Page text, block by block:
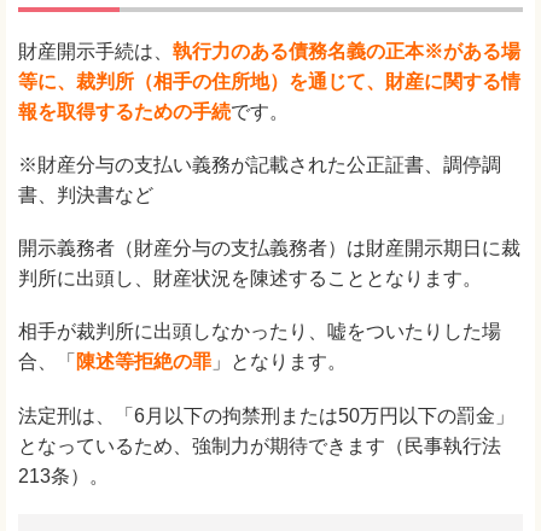
財産開示手続は、 執行力のある債務名義の正本※がある場
等に、裁判所（相手の住所地）を通じて、財産に関する情
報を取得するための手続です。
※財産分与の支払い義務が記載された公正証書、調停調
書、判決書など
開示義務者（財産分与の支払義務者）は財産開示期日に裁
判所に出頭し、財産状況を陳述することとなります。
相手が裁判所に出頭しなかったり、嘘をついたりした場
合、「 陳述等拒絶の罪 」となります。
法定刑は、「6月以下の拘禁刑または50万円以下の罰金」
となっているため、強制力が期待できます（民事執行法
213条）。